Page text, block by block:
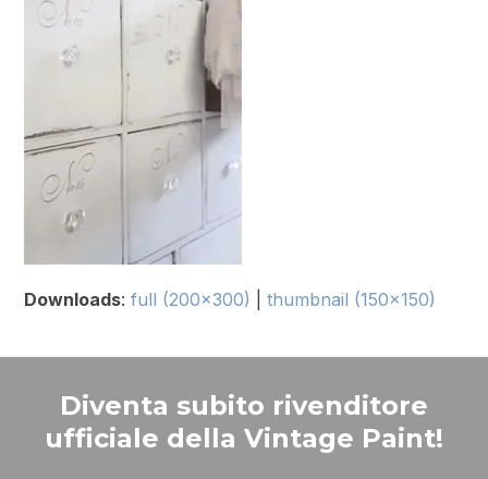
Downloads:full (200x300) |thumbnail (150x150)
Diventa subito rivenditore
ufficiale della Vintage Paint!